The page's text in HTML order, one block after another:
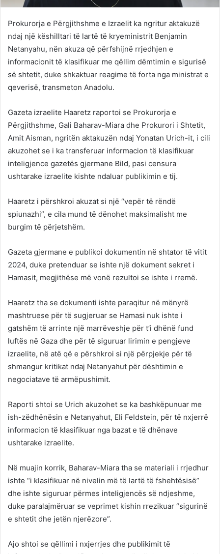
Prokurorja e Përgjithshme e Izraelit ka ngritur aktakuzë
ndaj një këshilltari të lartë të kryeministrit Benjamin
Netanyahu, nën akuza që përfshijnë rrjedhjen e
informacionit të klasifikuar me qëllim dëmtimin e sigurisë
së shtetit, duke shkaktuar reagime të forta nga ministrat e
qeverisë, transmeton Anadolu.
Gazeta izraelite Haaretz raportoi se Prokurorja e
Përgjithshme, Gali Baharav-Miara dhe Prokurori i Shtetit,
Amit Aisman, ngritën aktakuzën ndaj Yonatan Urich-it, i cili
akuzohet se i ka transferuar informacion të klasifikuar
inteligjence gazetës gjermane Bild, pasi censura
ushtarake izraelite kishte ndaluar publikimin e tij.
Haaretz i përshkroi akuzat si një “vepër të rëndë
spiunazhi”, e cila mund të dënohet maksimalisht me
burgim të përjetshëm.
Gazeta gjermane e publikoi dokumentin në shtator të vitit
2024, duke pretenduar se ishte një dokument sekret i
Hamasit, megjithëse më vonë rezultoi se ishte i rremë.
Haaretz tha se dokumenti ishte paraqitur në mënyrë
mashtruese për të sugjeruar se Hamasi nuk ishte i
gatshëm të arrinte një marrëveshje për t’i dhënë fund
luftës në Gaza dhe për të siguruar lirimin e pengjeve
izraelite, në atë që e përshkroi si një përpjekje për të
shmangur kritikat ndaj Netanyahut për dështimin e
negociatave të armëpushimit.
Raporti shtoi se Urich akuzohet se ka bashkëpunuar me
ish-zëdhënësin e Netanyahut, Eli Feldstein, për të nxjerrë
informacion të klasifikuar nga bazat e të dhënave
ushtarake izraelite.
Në muajin korrik, Baharav-Miara tha se materiali i rrjedhur
ishte “i klasifikuar në nivelin më të lartë të fshehtësisë”
dhe ishte siguruar përmes inteligjencës së ndjeshme,
duke paralajmëruar se veprimet kishin rrezikuar “sigurinë
e shtetit dhe jetën njerëzore”.
Ajo shtoi se qëllimi i nxjerrjes dhe publikimit të